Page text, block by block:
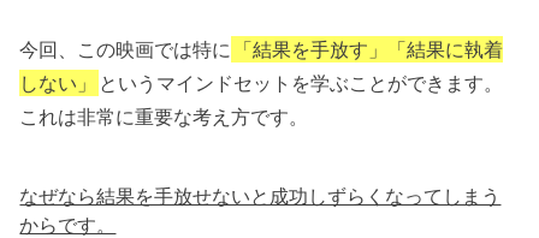
今回、この映画では特に
「結果を手放す」「結果に執着
しない」
というマインドセットを学ぶことができます。
これは非常に重要な考え方です。
なぜなら結果を手放せないと成功しずらくなってしまう
からです。